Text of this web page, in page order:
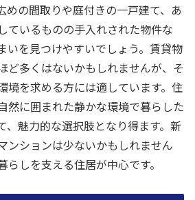
めの間取りや庭付きの一戸建て、あ
ているものの手入れされた物件な
いを見つけやすいでしょう。賃貸物
ど多くはないかもしれませんが、そ
境を求める方には適しています。住
然に囲まれた静かな環境で暮らした
、魅力的な選択肢となり得ます。新
ンションは少ないかもしれません
しを支える住居が中心です。